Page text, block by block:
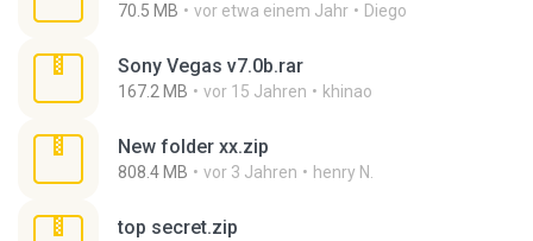
70.5 MB vor etwa einem Jahr Diego
Sony Vegas v7.0b.rar
167.2 MB vor 15 Jahren khinao
New folder xx.zip
808.4 MB vor 3 Jahren henry N.
top secret.zip